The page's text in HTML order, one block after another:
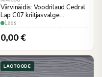
Värvinäidis: Voodrilaud Cedral
Lap C07 kriitjasvalge
3600×190 mm
Laos
0,00€
LAOTOODE